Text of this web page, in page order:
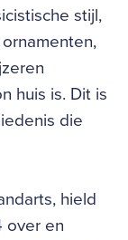
stijl,
huis is. Dit is
die
hield
over en